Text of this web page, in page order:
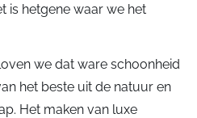
is hetgene waar we het
we dat ware schoonheid
het beste uit de natuur en
Het maken van luxe